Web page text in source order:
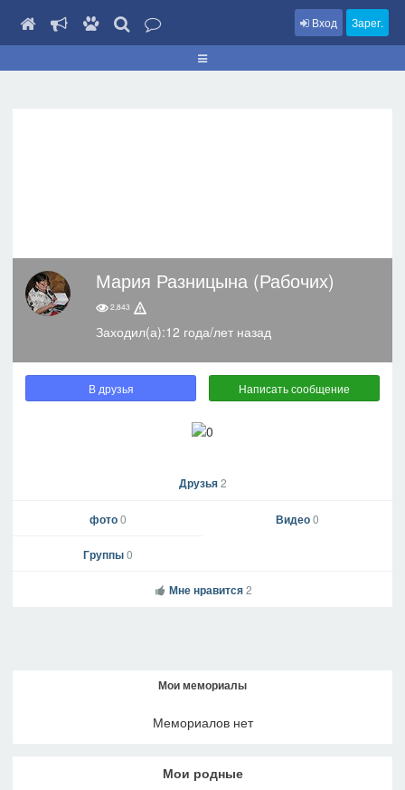
Вход Зарег.
Мария Разницына (Рабочих)
2,843
Заходил(а):12 года/лет назад
В друзья Написать сообщение
Друзья2
фото0 Видео0
Группы0
Мне нравится 2
Мои мемориалы
Мемориалов нет
Мои родные